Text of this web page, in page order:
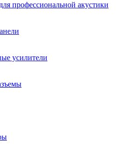
профессиональной акустики
усилители